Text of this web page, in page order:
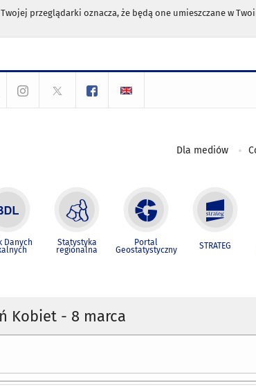
przeglądarki oznacza, że będą one umieszczane w
Dla mediów
Danych Statystyka
regionalna
Portal
Geostatystyczny STRATEG
Kobiet - 8 marca